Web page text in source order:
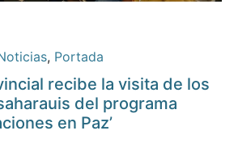
, Portada
recibe la visita de los
del programa
en Paz’